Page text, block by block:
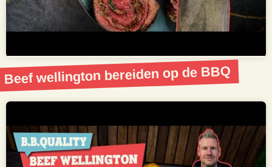
Beef wellington bereiden op de BBQ